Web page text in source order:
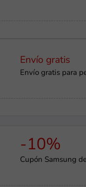
Envío gratis
Envío gratis para
-10%
Cupón Samsung